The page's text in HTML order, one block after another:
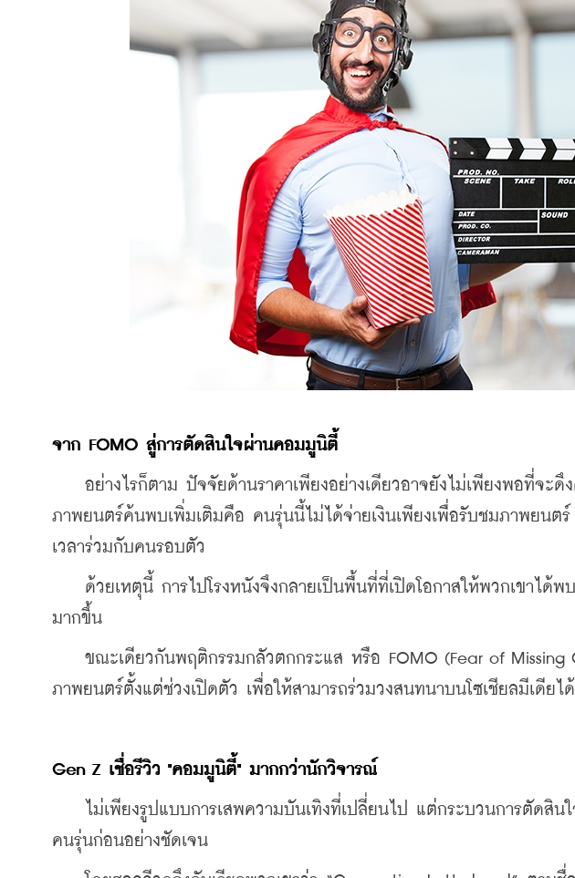
จาก FOMO สู่การตัดสินใจผ่านคอมมูนิตี้
อย่างไรก็ตาม ปัจจัยด้านราคาเพียงอย่างเดียวอาจยังไม่เพียงพอที่จะดึ
ภาพยนตร์ค้นพบเพิ่มเติมคือ คนรุ่นนี้ไม่ได้จ่ายเงินเพียงเพื่อรับชมภาพยนต
เวลาร่วมกับคนรอบตัว
ด้วยเหตุนี้ การไปโรงหนังจึงกลายเป็นพื้นที่ที่เปิดโอกาสให้พวกเขาได้พบ
มากขึ้น
ขณะเดียวกันพฤติกรรมกลัวตกกระแส หรือ FOMO (Fear of Missing
ภาพยนตร์ตั้งแต่ช่วงเปิดตัว เพื่อให้สามารถร่วมวงสนทนาบนโซเชียลมีเดียไ
Gen Z เชื่อรีวิว "คอมมูนิตี้" มากกว่านักวิจารณ์
ไม่เพียงรูปแบบการเสพความบันเทิงที่เปลี่ยนไป แต่กระบวนการตัดสิน
คนรุ่นก่อนอย่างชัดเจน